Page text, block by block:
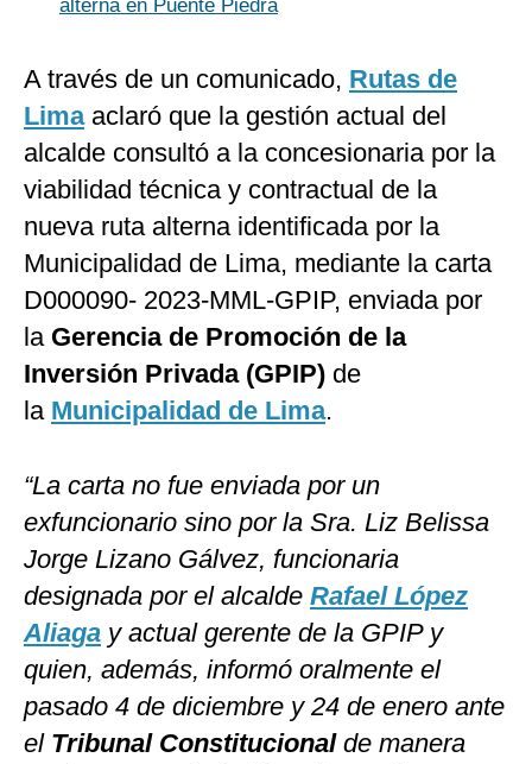
alterna en Puente Piedra
A través de un comunicado, Rutas de
Limaaclaró que la gestión actual del
alcalde consultó a la concesionaria por la
viabilidad técnica y contractual de la
nueva ruta alterna identificada por la
Municipalidad de Lima, mediante la carta
D000090- 2023-MML-GPIP, enviada por
la Gerencia de Promoción de la
Inversión Privada (GPIP) de
la Municipalidad de Lima.
“La carta no fue enviada por un
exfuncionario sino por la Sra. Liz Belissa
Jorge Lizano Gálvez, funcionaria
designada por el alcalde Rafael López
Aliaga y actual gerente de la GPIP y
quien, además, informó oralmente el
pasado 4 de diciembre y 24 de enero ante
el Tribunal Constitucional de manera